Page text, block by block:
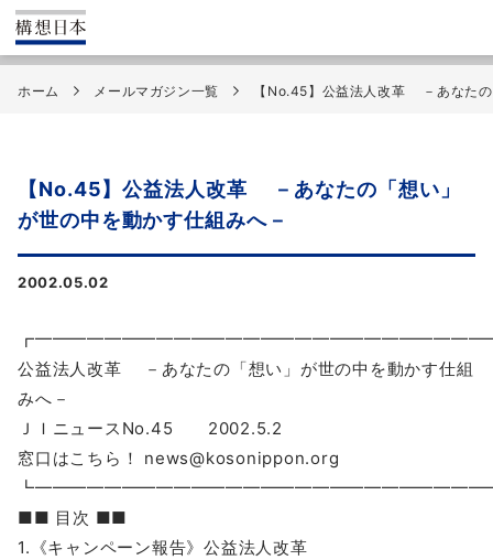
ホーム メールマガジン一覧 【No.45】公益法人改革 －あなた
【No.45】公益法人改革 －あなたの「想い」
が世の中を動かす仕組みへ－
2002.05.02
公益法人改革 －あなたの「想い」が世の中を動かす仕組
みへ－
ＪＩニュースNo.45 2002.5.2
窓口はこちら！ news@kosonippon.org
■■ 目次 ■■
1.《キャンペーン報告》公益法人改革